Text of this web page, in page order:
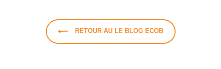
RETOUR AU LE BLOG ECOB